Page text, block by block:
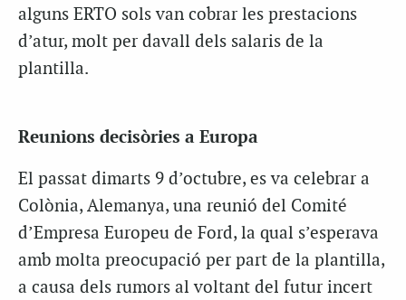
alguns ERTO sols van cobrar les prestacions
d’atur, molt per davall dels salaris de la
plantilla.
Reunions decisòries a Europa
El passat dimarts 9 d’octubre, es va celebrar a
Colònia, Alemanya, una reunió del Comité
d’Empresa Europeu de Ford, la qual s’esperava
amb molta preocupació per part de la plantilla,
a causa dels rumors al voltant del futur incert